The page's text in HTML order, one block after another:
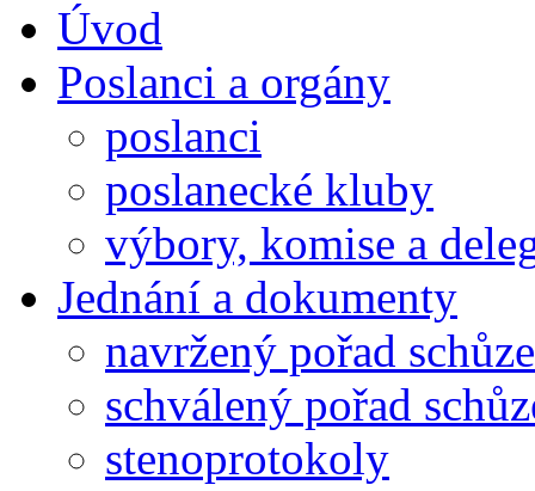
Úvod
Poslanci a orgány
poslanci
poslanecké kluby
výbory, komise a
Jednání a dokumenty
navržený pořad schůze
schválený pořad
stenoprotokoly